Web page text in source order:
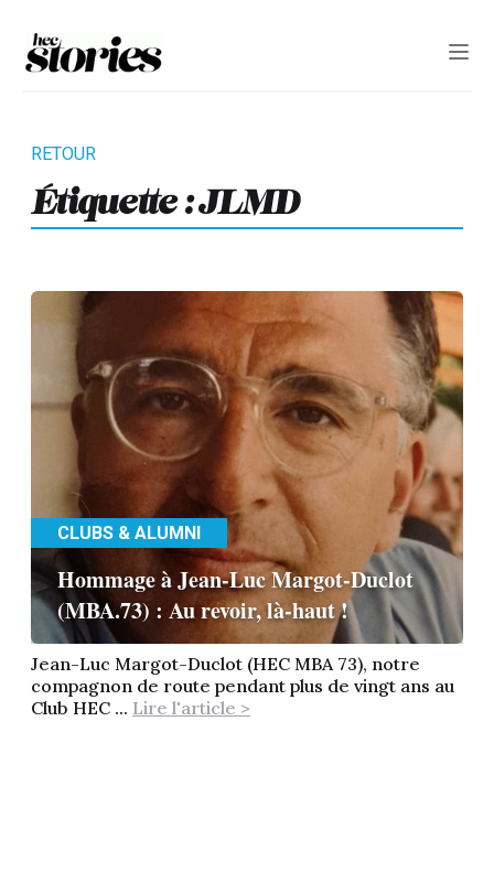
Étiquette : JLMD
CLUBS & ALUMNI
Hommage à Jean-Luc Margot-Duclot
(MBA.73) : Au revoir, là-haut !
Jean-Luc Margot-Duclot (HEC MBA 73), notre
compagnon de route pendant plus de vingt ans au
Club HEC ... Lire l'article >